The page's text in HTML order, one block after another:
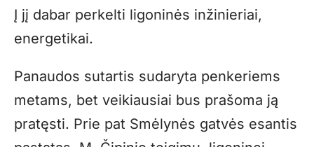
Į jį dabar perkelti ligoninės inžinieriai,
energetikai.
Panaudos sutartis sudaryta penkeriems
metams, bet veikiausiai bus prašoma ją
pratęsti. Prie pat Smėlynės gatvės esantis